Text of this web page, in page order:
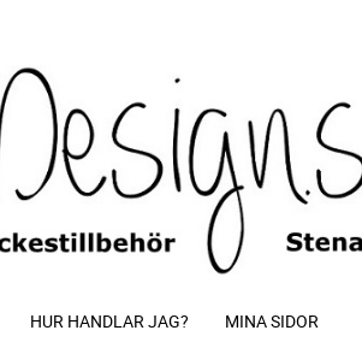
HUR HANDLAR JAG? MINA SIDOR